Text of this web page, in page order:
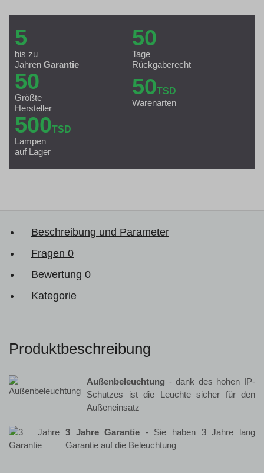
5
bis zu
Jahren Garantie
50
Tage
Rückgaberecht
50
Größte
Hersteller
50TSD
Warenarten
500TSD
Lampen
auf Lager
Beschreibung und Parameter
Fragen 0
Bewertung 0
Kategorie
Produktbeschreibung
Außenbeleuchtung - dank des hohen IP-
Schutzes ist die Leuchte sicher für den
Außeneinsatz
3 Jahre Garantie - Sie haben 3 Jahre lang
Garantie auf die Beleuchtung